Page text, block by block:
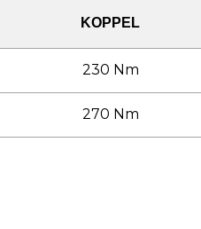
KOPPEL
230 Nm
270 Nm